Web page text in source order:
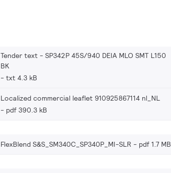
Tender text - SP342P 45S/940 DEIA MLO SMT L150
BK
txt 4.3 kB
Localized commercial leaflet 910925867114 nl_NL
pdf 390.3 kB
FlexBlend S&S_SM340C_SP340P_MI-SLR pdf 1.7 MB